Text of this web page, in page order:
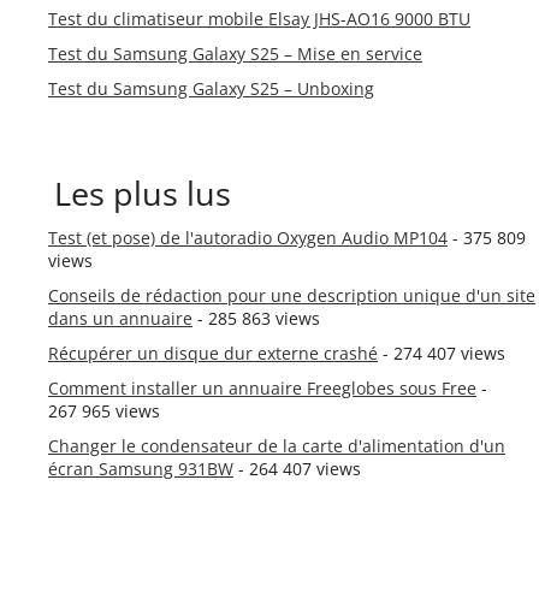
Test du climatiseur mobile Elsay JHS-AO16 9000 BTU
Test du Samsung Galaxy S25 – Mise en service
Test du Samsung Galaxy S25 – Unboxing
Les plus lus
Test (et pose) de l'autoradio Oxygen Audio MP104 - 375 809
views
Conseils de rédaction pour une description unique d'un site
dans un annuaire - 285 863 views
Récupérer un disque dur externe crashé - 274 407 views
Comment installer un annuaire Freeglobes sous Free -
267 965 views
Changer le condensateur de la carte d'alimentation d'un
écran Samsung 931BW - 264 407 views